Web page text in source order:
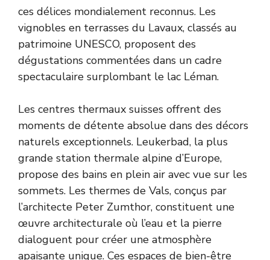
ces délices mondialement reconnus. Les
vignobles en terrasses du Lavaux, classés au
patrimoine UNESCO, proposent des
dégustations commentées dans un cadre
spectaculaire surplombant le lac Léman.
Les centres thermaux suisses offrent des
moments de détente absolue dans des décors
naturels exceptionnels. Leukerbad, la plus
grande station thermale alpine d’Europe,
propose des bains en plein air avec vue sur les
sommets. Les thermes de Vals, conçus par
l’architecte Peter Zumthor, constituent une
œuvre architecturale où l’eau et la pierre
dialoguent pour créer une atmosphère
apaisante unique. Ces espaces de bien-être